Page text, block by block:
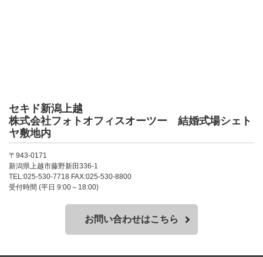
セキド新潟上越
株式会社フォトオフィスオーツー 結婚式場シェト
ヤ敷地内
〒943-0171
新潟県上越市藤野新田336-1
TEL:025-530-7718 FAX:025-530-8800
受付時間 (平日 9:00～18:00)
お問い合わせはこちら